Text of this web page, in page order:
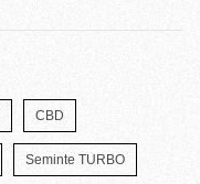
CBD
Seminte TURBO